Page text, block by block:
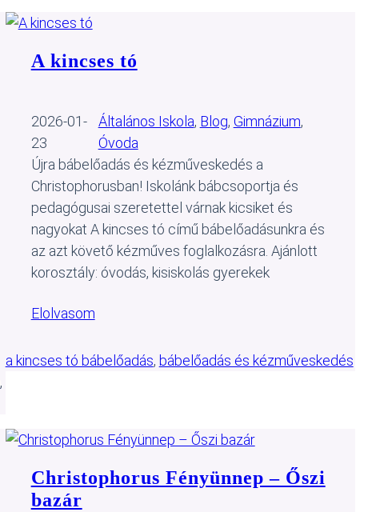
A kincses tó
2026-01-
23
Általános Iskola, Blog, Gimnázium
Óvoda
Újra bábelőadás és kézműveskedés a
Christophorusban! Iskolánk bábcsoportja és
pedagógusai szeretettel várnak kicsiket és
nagyokat A kincses tó című bábelőadásunkra és
az azt követő kézműves foglalkozásra. Ajánlott
korosztály: óvodás, kisiskolás gyerekek
Elolvasom
a kincses tó bábelőadás, bábelőadás és kézműveskedés
Christophorus Fényünnep – Őszi
bazár